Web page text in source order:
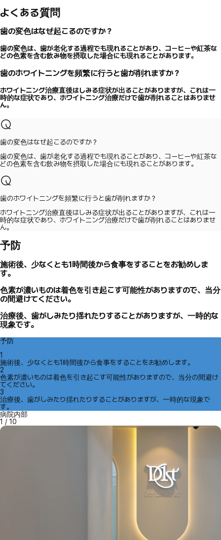
よくある質問
歯の変色はなぜ起こるのですか？
歯の変色は、歯が老化する過程でも現れることがあり、コーヒーや紅茶な
どの色素を含む飲み物を摂取した場合にも現れることがあります。
歯のホワイトニングを頻繁に行うと歯が削れますか？
ホワイトニング治療直後はしみる症状が出ることがありますが、これは一
時的な症状であり、ホワイトニング治療だけで歯が削れることはありませ
ん。
歯の変色はなぜ起こるのですか？
歯の変色は、歯が老化する過程でも現れることがあり、コーヒーや紅茶な
どの色素を含む飲み物を摂取した場合にも現れることがあります。
歯のホワイトニングを頻繁に行うと歯が削れますか？
ホワイトニング治療直後はしみる症状が出ることがありますが、これは一
時的な症状であり、ホワイトニング治療だけで歯が削れることはありませ
ん。
予防
施術後、少なくとも1時間後から食事をすることをお勧めしま
す。
色素が濃いものは着色を引き起こす可能性がありますので、当分
の間避けてください。
治療後、歯がしみたり揺れたりすることがありますが、一時的な
現象です。
予防
1
施術後、少なくとも1時間後から食事をすることをお勧めします。
2
色素が濃いものは着色を引き起こす可能性がありますので、当分の間避け
てください。
3
治療後、歯がしみたり揺れたりすることがありますが、一時的な現象で
す。
病院内部
1 / 10